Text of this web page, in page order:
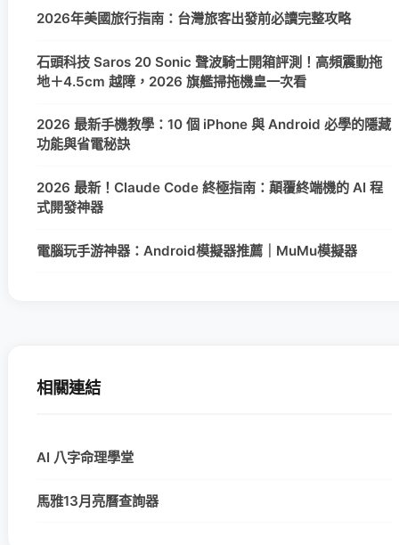
2026年美國旅行指南：台灣旅客出發前必讀完整攻略
石頭科技 Saros 20 Sonic 聲波騎士開箱評測！高頻震動拖
地＋4.5cm 越障，2026 旗艦掃拖機皇一次看
2026 最新手機教學：10 個 iPhone 與 Android 必學的隱藏
功能與省電秘訣
2026 最新！Claude Code 終極指南：顛覆終端機的 AI 程
式開發神器
電腦玩手游神器：Android模擬器推薦｜MuMu模擬器
相關連結
AI 八字命理學堂
馬雅13月亮曆查詢器